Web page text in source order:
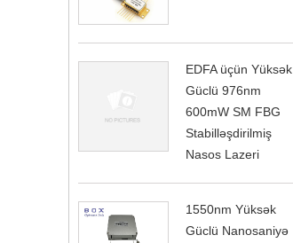
EDFA üçün Yüksək
Güclü 976nm
600mW SM FBG
Stabilləşdirilmiş
Nasos Lazeri
1550nm Yüksək
Güclü Nanosaniyə